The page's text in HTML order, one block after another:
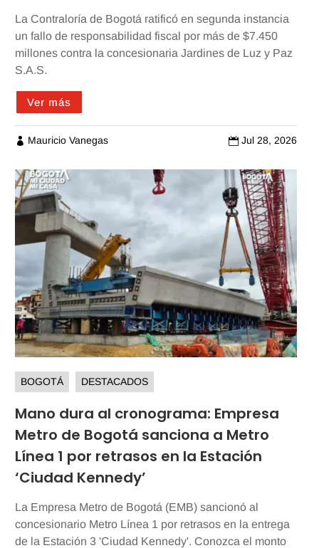
La Contraloría de Bogotá ratificó en segunda instancia
un fallo de responsabilidad fiscal por más de $7.450
millones contra la concesionaria Jardines de Luz y Paz
S.A.S.
Ver más
 Mauricio Vanegas  Jul 28, 2026
BOGOTÁ DESTACADOS
Mano dura al cronograma: Empresa
Metro de Bogotá sanciona a Metro
Línea 1 por retrasos en la Estación
‘Ciudad Kennedy’
La Empresa Metro de Bogotá (EMB) sancionó al
concesionario Metro Línea 1 por retrasos en la entrega
de la Estación 3 'Ciudad Kennedy'. Conozca el monto